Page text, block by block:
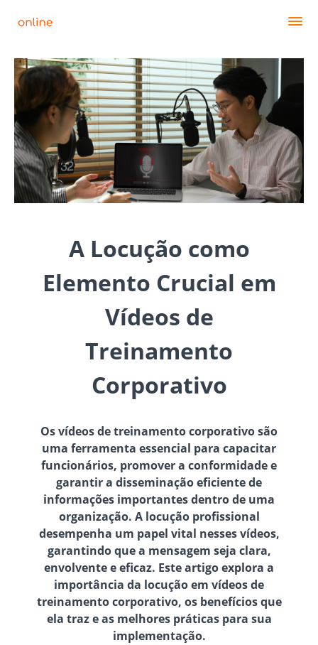
A Locução como
Elemento Crucial em
Vídeos de
Treinamento
Corporativo
Os vídeos de treinamento corporativo são
uma ferramenta essencial para capacitar
funcionários, promover a conformidade e
garantir a disseminação eficiente de
informações importantes dentro de uma
organização. A locução profissional
desempenha um papel vital nesses vídeos,
garantindo que a mensagem seja clara,
envolvente e eficaz. Este artigo explora a
importância da locução em vídeos de
treinamento corporativo, os benefícios que
ela traz e as melhores práticas para sua
implementação.